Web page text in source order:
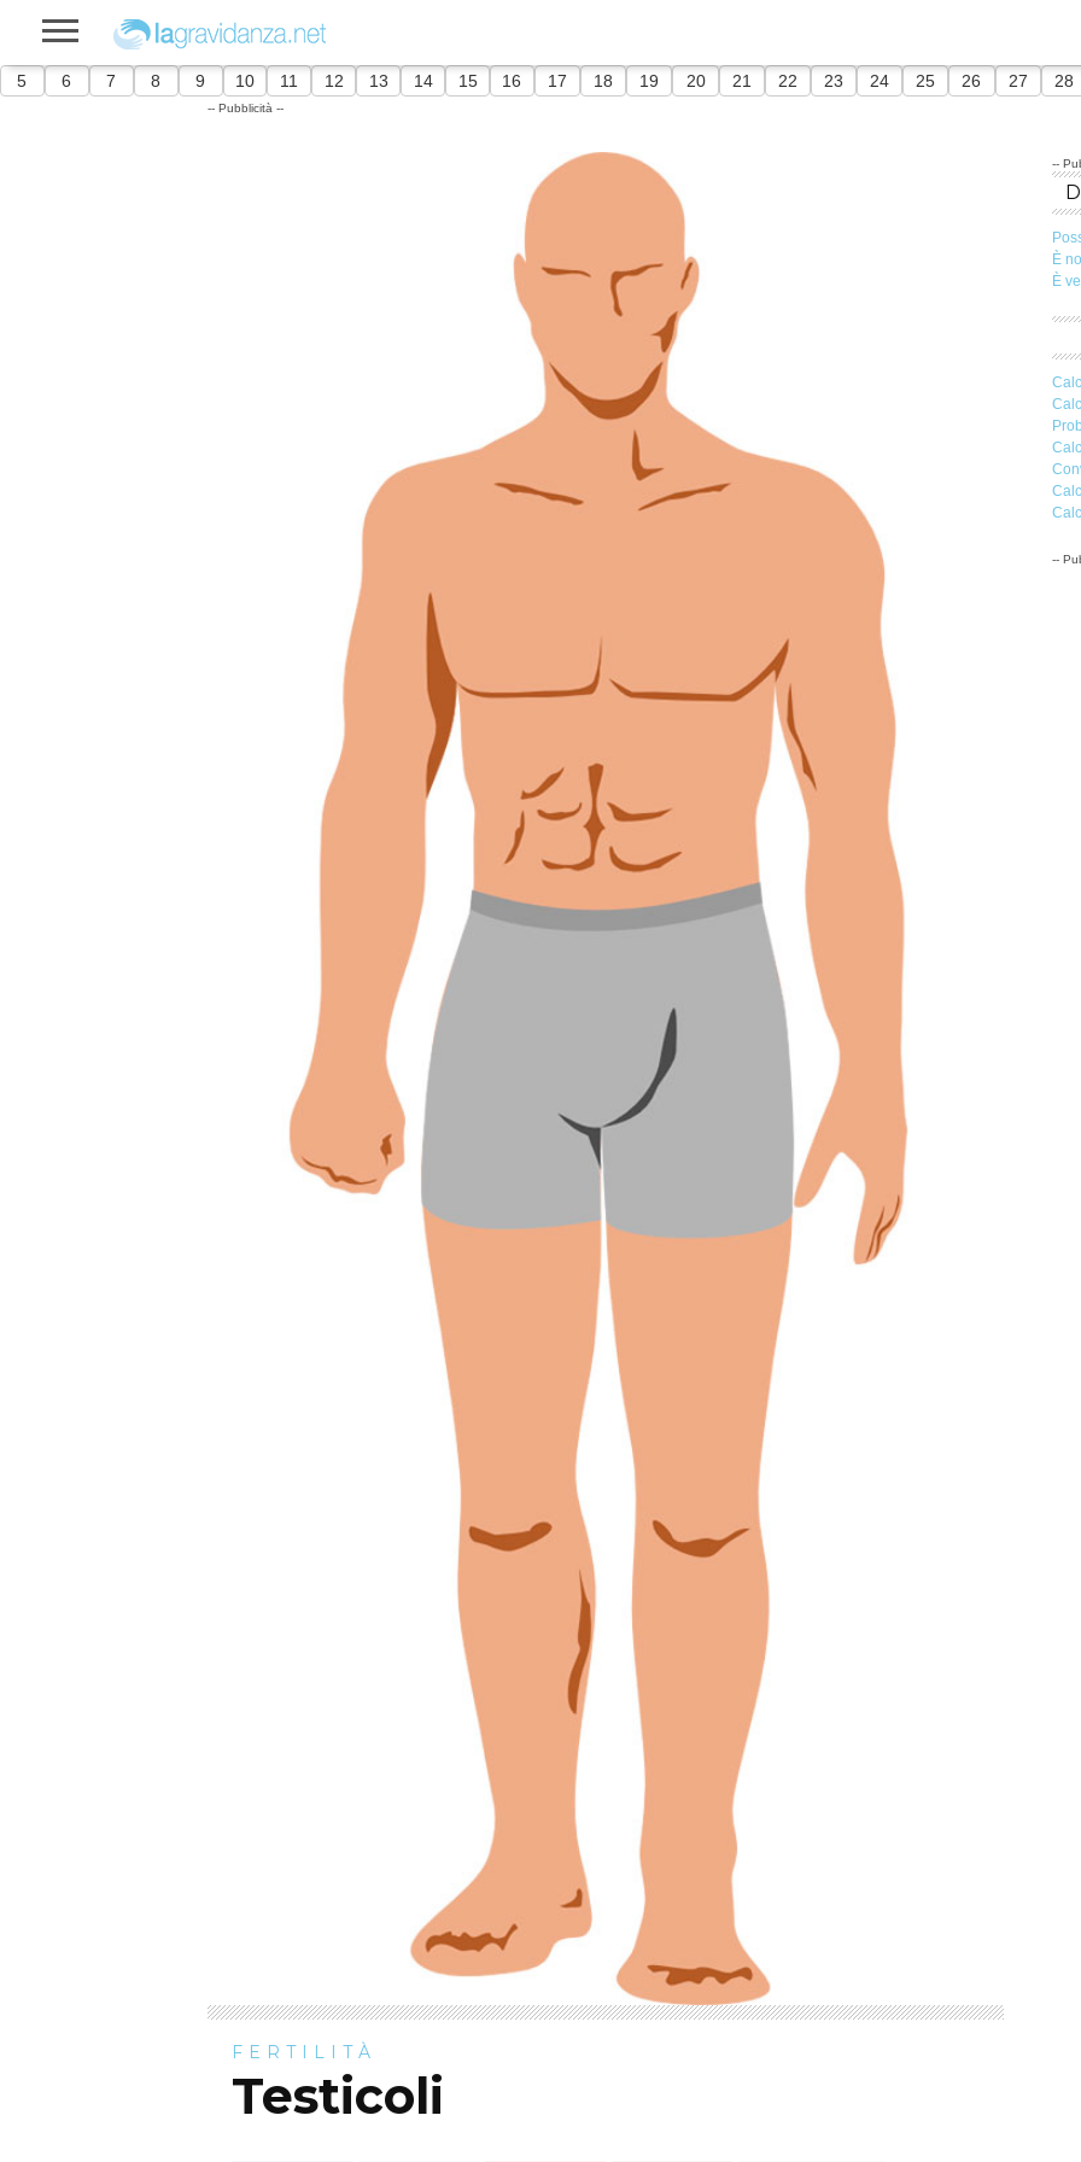
5 6 7 8 9 10 11 12 13 14 15 16 17 18 19 20 21 22 23 24 25 26 27 28
-- Pubblicità --
FERTILITÀ
Testicoli
--
È
È
--